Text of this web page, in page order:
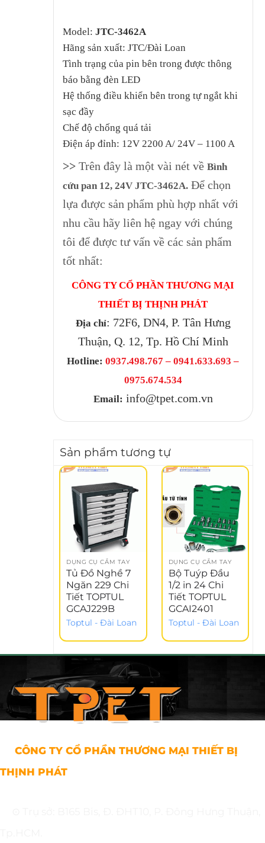
Model: JTC-3462A
Hãng sản xuất: JTC/Đài Loan
Tình trạng của pin bên trong được thông
báo bằng đèn LED
Hệ thống điều khiển bên trong tự ngắt khi
sạc đầy
Chế độ chống quá tải
Điện áp đỉnh: 12V 2200 A/ 24V – 1100 A
>>Trên đây là một vài nét về Bình
cứu pan 12, 24V JTC-3462A.Để chọn
lựa được sản phẩm phù hợp nhất với
nhu cầu hãy liên hệ ngay với chúng
tôi để được tư vấn về các sản phẩm
tốt nhất:
CÔNG TY CỔ PHẦN THƯƠNG MẠI
THIẾT BỊ THỊNH PHÁT
Địa chỉ: 72F6, DN4, P. Tân Hưng
Thuận, Q. 12, Tp. Hồ Chí Minh
Hotline: 0937.498.767 – 0941.633.693 –
0975.674.534
Email: info@tpet.com.vn
Sản phẩm tương tự
DỤNG CỤ CẦM TAY
Tủ Đồ Nghề 7
Ngăn 229 Chi
Tiết TOPTUL
GCAJ229B
Toptul - Đài Loan
DỤNG CỤ CẦM TAY
Bộ Tuýp Đầu
1/2 in 24 Chi
Tiết TOPTUL
GCAI2401
Toptul - Đài Loan
CÔNG TY CỔ PHẦN THƯƠNG MẠI THIẾT BỊ
THỊNH PHÁT